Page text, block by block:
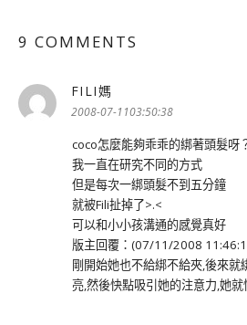
9 COMMENTS
FILI媽
示:
2008-07-1103:50:38
coco怎麼能夠乖乖的綁著頭髮呀
我一直在研究不同的方式
但是每次一綁頭髮不到五分鐘
就被Fili扯掉了>.<
可以和小小孩溝通的感覺真好
版主回覆：(07/11/2008
剛開始她也不給綁不給夾,後來
亮,然後快點吸引她的注意力,她